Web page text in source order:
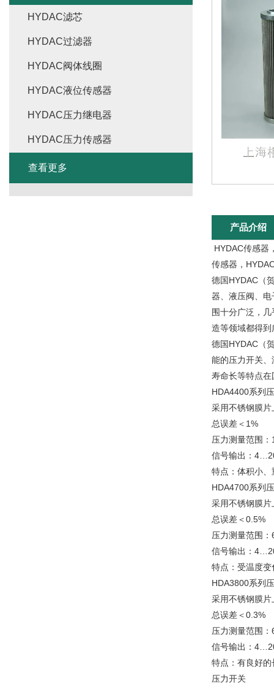
产品介绍
HYDAC传感器
传感器，
德国HYDAC（
器、液压阀、
围十分广泛，
造等领域都得到
德国HYDAC（
能的压力开关
寿命长等特点
HDA4400系列
采用不锈钢膜
总误差＜1%
压力测量范围
信号输出：
特点：体积小、
HDA4700系列
采用不锈钢膜
总误差＜0.5%
压力测量范围
信号输出：
特点：受温度
HDA3800系列
采用不锈钢膜
总误差＜0.3%
压力测量范围
信号输出：
特点：有良好
压力开关
HYDAC滤芯
HYDAC过滤器
HYDAC阀体线圈
HYDAC液位传感器
HYDAC压力继电器
HYDAC压力传感器
查看更多